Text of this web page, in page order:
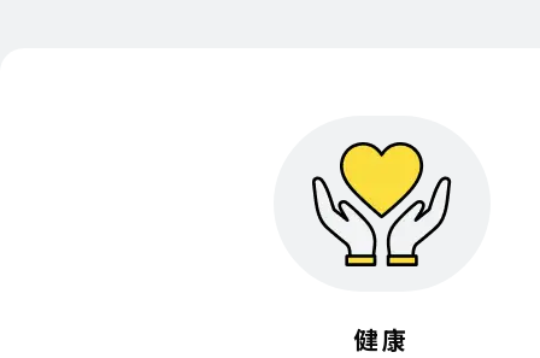
健康